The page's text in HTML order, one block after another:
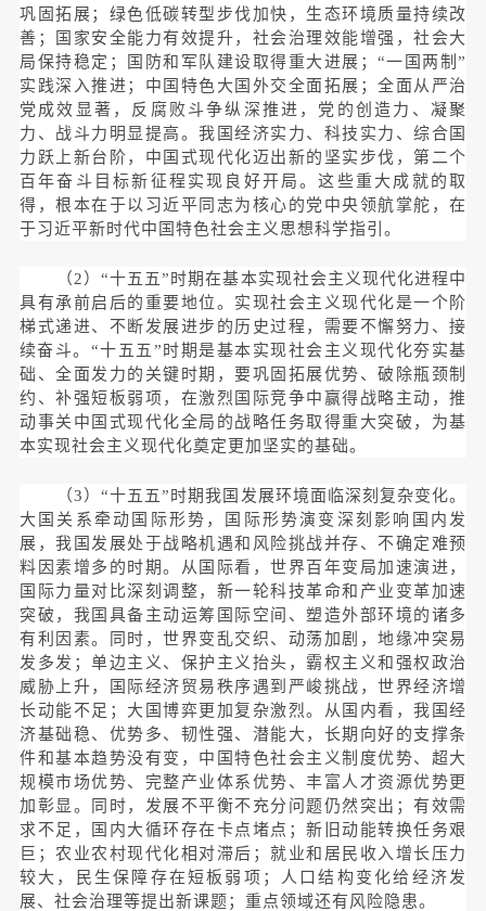
巩固拓展；绿色低碳转型步伐加快，生态环境质量持续改
善；国家安全能力有效提升，社会治理效能增强，社会大
局保持稳定；国防和军队建设取得重大进展；“一国两制”
实践深入推进；中国特色大国外交全面拓展；全面从严治
党成效显著，反腐败斗争纵深推进，党的创造力、凝聚
力、战斗力明显提高。我国经济实力、科技实力、综合国
力跃上新台阶，中国式现代化迈出新的坚实步伐，第二个
百年奋斗目标新征程实现良好开局。这些重大成就的取
得，根本在于以习近平同志为核心的党中央领航掌舵，在
于习近平新时代中国特色社会主义思想科学指引。
（2）“十五五”时期在基本实现社会主义现代化进程中
具有承前启后的重要地位。实现社会主义现代化是一个阶
梯式递进、不断发展进步的历史过程，需要不懈努力、接
续奋斗。“十五五”时期是基本实现社会主义现代化夯实基
础、全面发力的关键时期，要巩固拓展优势、破除瓶颈制
约、补强短板弱项，在激烈国际竞争中赢得战略主动，推
动事关中国式现代化全局的战略任务取得重大突破，为基
本实现社会主义现代化奠定更加坚实的基础。
（3）“十五五”时期我国发展环境面临深刻复杂变化。
大国关系牵动国际形势，国际形势演变深刻影响国内发
展，我国发展处于战略机遇和风险挑战并存、不确定难预
料因素增多的时期。从国际看，世界百年变局加速演进，
国际力量对比深刻调整，新一轮科技革命和产业变革加速
突破，我国具备主动运筹国际空间、塑造外部环境的诸多
有利因素。同时，世界变乱交织、动荡加剧，地缘冲突易
发多发；单边主义、保护主义抬头，霸权主义和强权政治
威胁上升，国际经济贸易秩序遇到严峻挑战，世界经济增
长动能不足；大国博弈更加复杂激烈。从国内看，我国经
济基础稳、优势多、韧性强、潜能大，长期向好的支撑条
件和基本趋势没有变，中国特色社会主义制度优势、超大
规模市场优势、完整产业体系优势、丰富人才资源优势更
加彰显。同时，发展不平衡不充分问题仍然突出；有效需
求不足，国内大循环存在卡点堵点；新旧动能转换任务艰
巨；农业农村现代化相对滞后；就业和居民收入增长压力
较大，民生保障存在短板弱项；人口结构变化给经济发
展、社会治理等提出新课题；重点领域还有风险隐患。